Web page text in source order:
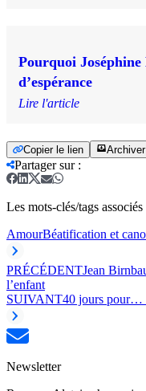
Pourquoi
d’espérance
Lire l'article
Copier le lien
Partager sur:
Les mots-clés/tags
AmourBéatification et
PRÉCÉDENTJean
l’enfant
SUIVANT40 jours pour…
Newsletter